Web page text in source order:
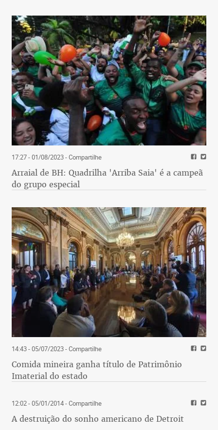
17:27 - 01/08/2023- Compartilhe
Arraial de BH: Quadrilha 'Arriba Saia' é a campeã
do grupo especial
14:43 - 05/07/2023- Compartilhe
Comida mineira ganha título de Patrimônio
Imaterial do estado
12:02 - 05/01/2014- Compartilhe
A destruição do sonho americano de Detroit